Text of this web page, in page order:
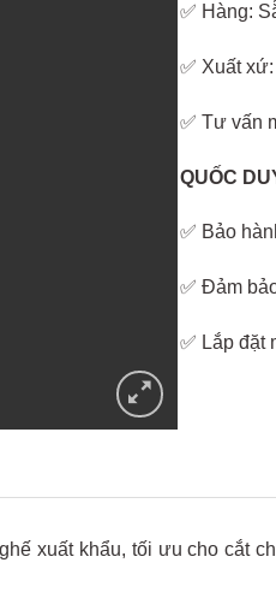
✅ Hàng:
✅ Xuất
✅ Tư vấn
QUỐC
✅ Bảo
✅ Đảm
✅ Lắp đặt
xuất khẩu, tối ưu cho cắt